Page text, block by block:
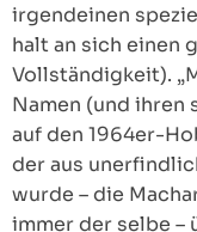
irgendeinen
halt an sich einen
Vollständigkeit).
Namen (und
auf den 1964er-
der aus
wurde – die
immer der selbe –